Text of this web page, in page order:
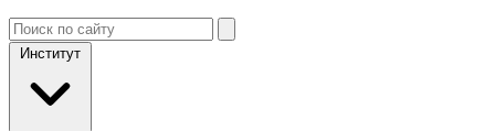
Институт